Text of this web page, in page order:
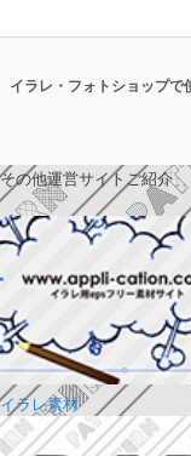
イラレ・フォトショップ
その他運営サイトご紹介
イラレ素材